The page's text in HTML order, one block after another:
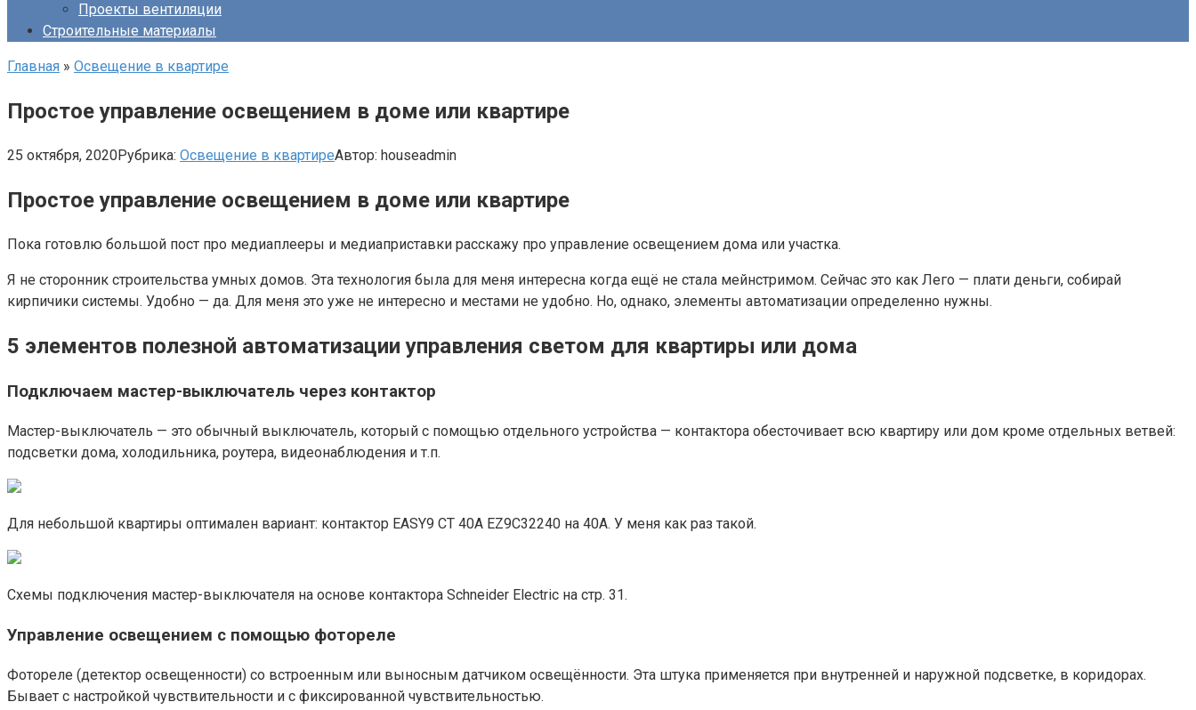
Проекты вентиляции
Строительные материалы
Главная » Освещение в квартире
Простое управление освещением в доме или квартире
25 октября, 2020Рубрика: Освещение в квартиреАвтор: houseadmin
Простое управление освещением в доме или квартире
Пока готовлю большой пост про медиаплееры и медиаприставки расскажу про управление освещением дома или участка.
Я не сторонник строительства умных домов. Эта технология была для меня интересна когда ещё не стала мейнстримом. Сейчас это как Лего — плати деньги, собирай
кирпичики системы. Удобно — да. Для меня это уже не интересно и местами не удобно. Но, однако, элементы автоматизации определенно нужны.
5 элементов полезной автоматизации управления светом для квартиры или дома
Подключаем мастер-выключатель через контактор
Мастер-выключатель — это обычный выключатель, который с помощью отдельного устройства — контактора обесточивает всю квартиру или дом кроме отдельных ветвей:
подсветки дома, холодильника, роутера, видеонаблюдения и т.п.
Для небольшой квартиры оптимален вариант: контактор EASY9 CT 40A EZ9C32240 на 40А. У меня как раз такой.
Схемы подключения мастер-выключателя на основе контактора Schneider Electric на стр. 31.
Управление освещением с помощью фотореле
Фотореле (детектор освещенности) со встроенным или выносным датчиком освещённости. Эта штука применяется при внутренней и наружной подсветке, в коридорах.
Бывает с настройкой чувствительности и с фиксированной чувствительностью.